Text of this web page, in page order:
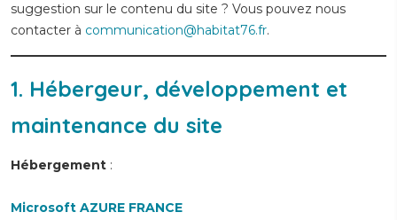
suggestion sur le contenu du site ? Vous pouvez nous
contacter à communication@habitat76.fr.
1. Hébergeur, développement et
maintenance du site
Hébergement :
Microsoft AZURE FRANCE